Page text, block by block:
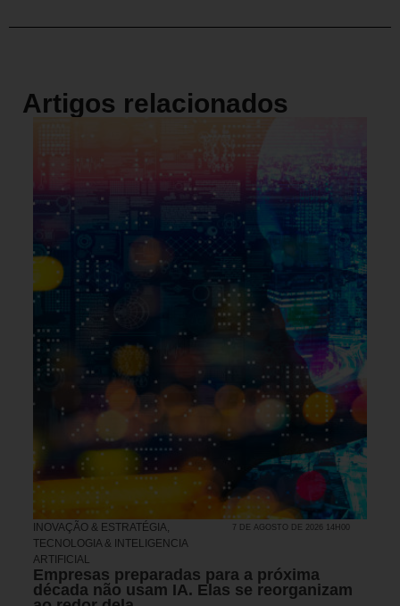
Artigos relacionados
INOVAÇÃO & ESTRATÉGIA
TECNOLOGIA & INTELIGENCIA
ARTIFICIAL
7 DE AGOSTO DE 2026 14H00
Empresas preparadas para a próxima
década não usam IA. Elas se reorganizam